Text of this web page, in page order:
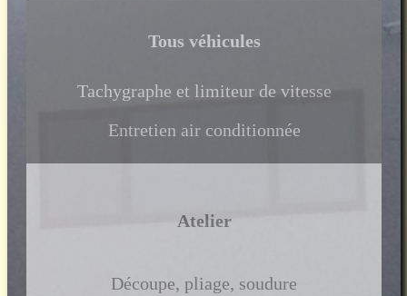
Tous véhicules
Tachygraphe et limiteur de vitesse
Entretien air conditionnée
Atelier
Découpe, pliage, soudure